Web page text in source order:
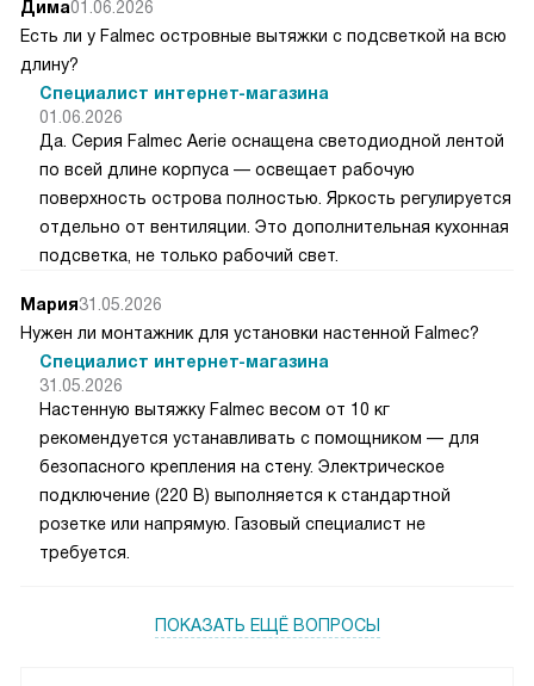
Дима01.06.2026
Есть ли у Falmec островные вытяжки с подсветкой на всю
длину?
Специалист интернет-магазина
01.06.2026
Да. Серия Falmec Aerie оснащена светодиодной лентой
по всей длине корпуса — освещает рабочую
поверхность острова полностью. Яркость регулируется
отдельно от вентиляции. Это дополнительная кухонная
подсветка, не только рабочий свет.
Мария31.05.2026
Нужен ли монтажник для установки настенной Falmec?
Специалист интернет-магазина
31.05.2026
Настенную вытяжку Falmec весом от 10 кг
рекомендуется устанавливать с помощником — для
безопасного крепления на стену. Электрическое
подключение (220 В) выполняется к стандартной
розетке или напрямую. Газовый специалист не
требуется.
ПОКАЗАТЬ ЕЩЁ ВОПРОСЫ